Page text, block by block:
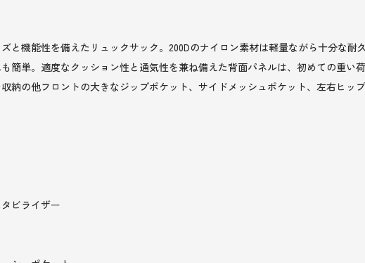
と機能性を備えたリュックサック。200Dのナイロン素材は軽量ながら十分な耐
簡単。適度なクッション性と通気性を兼ね備えた背面パネルは、初めての重い
納の他フロントの大きなジップポケット、サイドメッシュポケット、左右ヒッ
ビライザー